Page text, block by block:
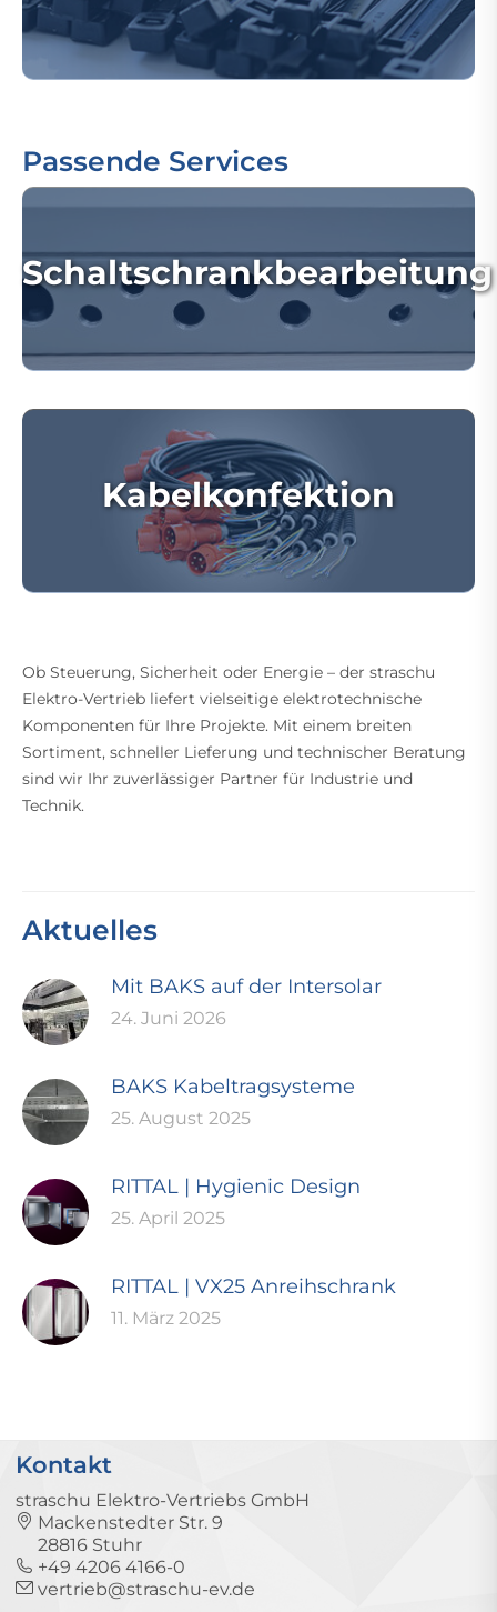
Passende Services
Schaltschrankbearbeitung
Kabelkonfektion
Ob Steuerung, Sicherheit oder Energie – der straschu
Elektro-Vertrieb liefert vielseitige elektrotechnische
Komponenten für Ihre Projekte. Mit einem breiten
Sortiment, schneller Lieferung und technischer Beratung
sind wir Ihr zuverlässiger Partner für Industrie und
Technik.
Aktuelles
Mit BAKS auf der Intersolar
24. Juni 2026
BAKS Kabeltragsysteme
25. August 2025
RITTAL | Hygienic Design
25. April 2025
RITTAL | VX25 Anreihschrank
11. März 2025
Kontakt
straschu Elektro-Vertriebs GmbH
Mackenstedter Str. 9
28816 Stuhr
+49 4206 4166-0
vertrieb@straschu-ev.de